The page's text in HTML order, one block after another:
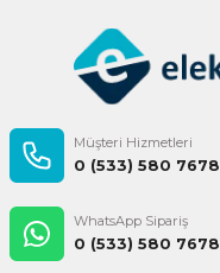
Müşteri Hizmetleri
0 (533) 580 7678
WhatsApp Sipariş
0 (533) 580 7678